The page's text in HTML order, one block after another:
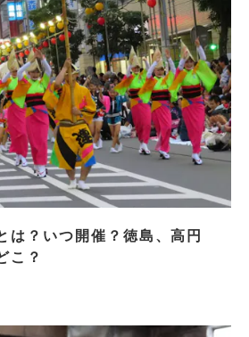
は？いつ開催？徳島、高円
こ？